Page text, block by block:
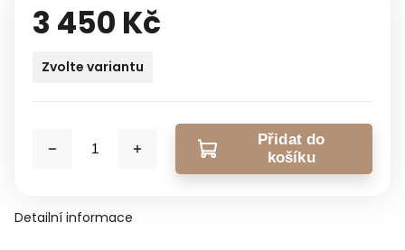
3 450 Kč
Zvolte variantu
Přidat do
košíku
Detailní informace